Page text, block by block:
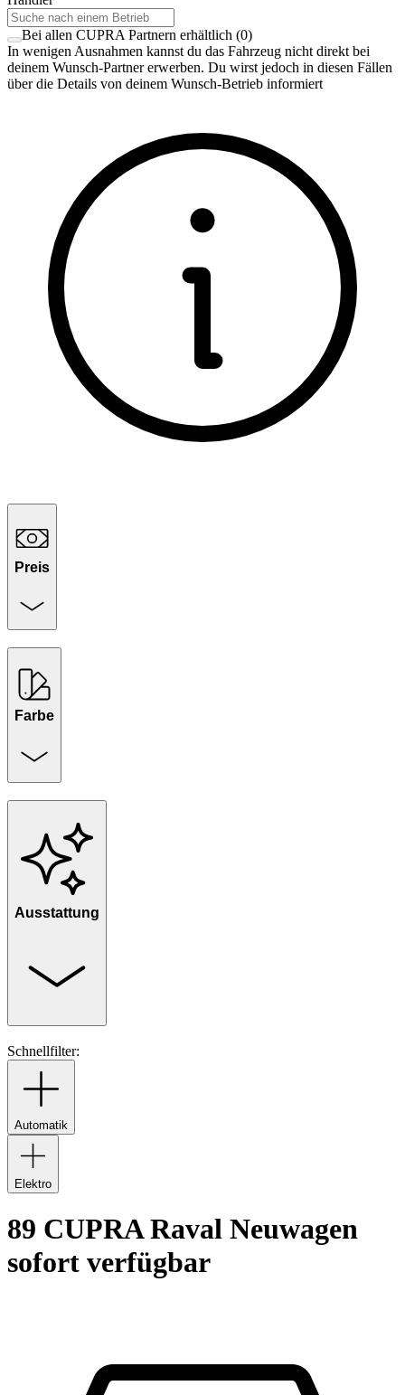
Bei allen CUPRA Partnern erhältlich (0)
In wenigen Ausnahmen kannst du das Fahrzeug nicht direkt bei
deinem Wunsch-Partner erwerben. Du wirst jedoch in diesen Fällen
über die Details von deinem Wunsch-Betrieb informiert
Preis
Farbe
Ausstattung
Schnellfilter:
Automatik
Elektro
89 CUPRA Raval Neuwagen
sofort verfügbar